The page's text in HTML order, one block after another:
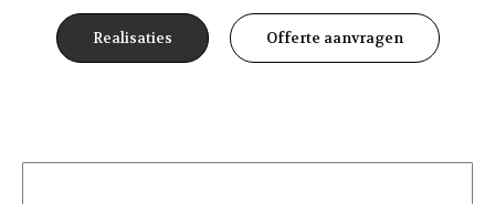
Realisaties Offerte aanvragen